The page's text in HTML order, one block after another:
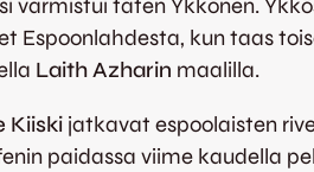
varmistui täten Ykkönen.
kun taas
Laith Azharin maalilla.
Kiiski jatkavat espoolaisten
paidassa viime kaudella